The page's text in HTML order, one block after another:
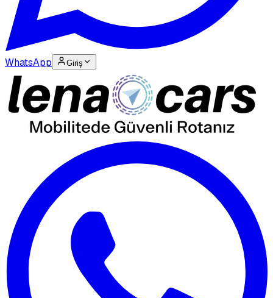
WhatsApp Giriş